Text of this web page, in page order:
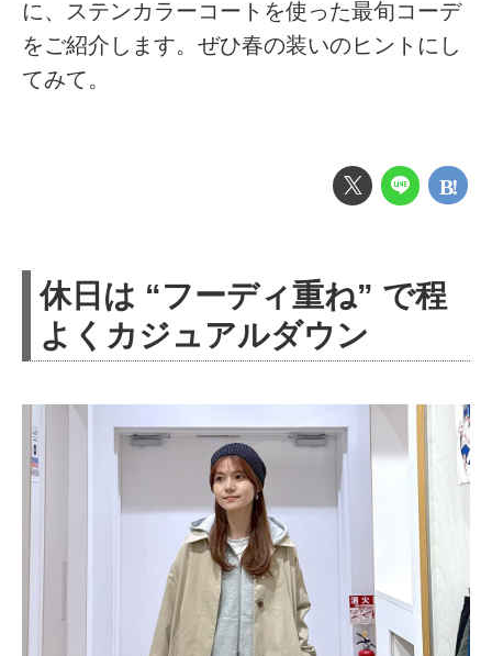
に、ステンカラーコートを使った最旬コーデ
をご紹介します。ぜひ春の装いのヒントにし
てみて。
休日は “フーディ重ね” で程
よくカジュアルダウン